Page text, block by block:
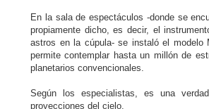
En la sala de espectáculos -donde se
propiamente dicho, es decir, el
astros en la cúpula- se instaló el modelo
permite contemplar hasta un millón de
planetarios convencionales.
Según los especialistas, es una
proyecciones del cielo.